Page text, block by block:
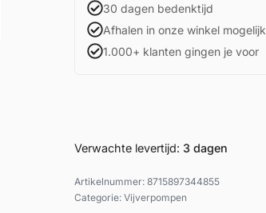
30 dagen bedenktijd
Afhalen in onze winkel mogelijk
1.000+ klanten gingen je voor
Verwachte levertijd: 3 dagen
8715897344855
Categorie: Vijverpompen